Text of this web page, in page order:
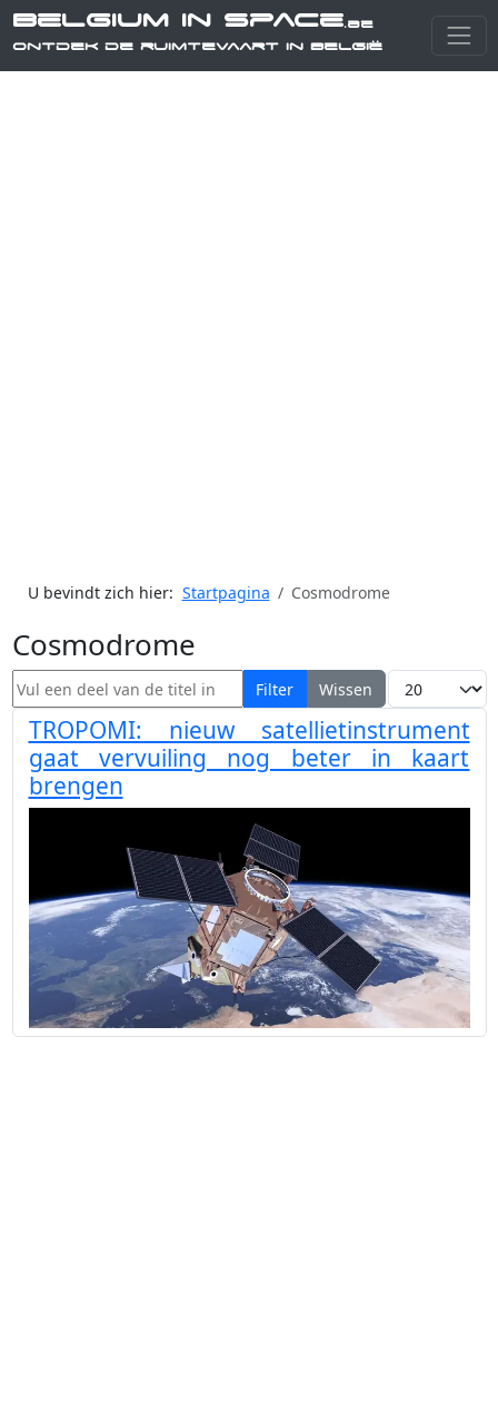
Belgium in Space.be
Ontdek de ruimtevaart in België
U bevindt zich hier: Startpagina Cosmodrome
Cosmodrome
Vul een deel van de titel in Filter Wissen Toon #
TROPOMI: nieuw satellietinstrument
gaat vervuiling nog beter in kaart
brengen